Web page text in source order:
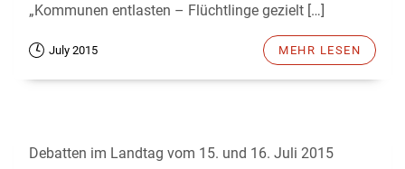
„Kommunen entlasten – Flüchtlinge gezielt […]
July 2015 MEHR LESEN
Debatten im Landtag vom 15. und 16. Juli 2015